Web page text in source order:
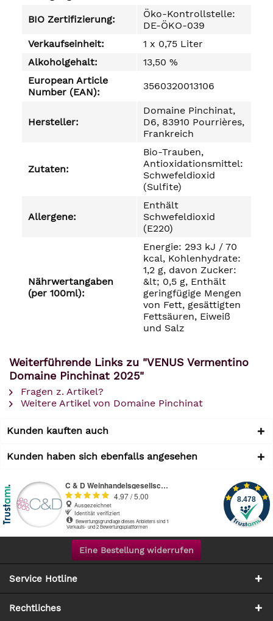
BIO Zertifizierung:
Öko-Kontrollstelle:
DE-ÖKO-039
Verkaufseinheit:
1 x 0,75 Liter
Alkoholgehalt:
13,50 %
European Article
Number (EAN):
3560320013106
Hersteller:
Domaine Pinchinat,
D6, 83910 Pourrières,
Frankreich
Zutaten:
Bio-Trauben,
Antioxidationsmittel:
Schwefeldioxid
(Sulfite)
Allergene:
Enthält
Schwefeldioxid
(E220)
Nährwertangaben
(per 100ml):
Energie: 293 kJ / 70
kcal, Kohlenhydrate:
1,2 g, davon Zucker:
&lt; 0,5 g, Enthält
geringfügige Mengen
von Fett, gesättigten
Fettsäuren, Eiweiß
und Salz
Weiterführende Links zu "VENUS Vermentino
Domaine Pinchinat 2025"
Fragen z. Artikel?
Weitere Artikel von Domaine Pinchinat
Kunden kauften auch
Kunden haben sich ebenfalls angesehen
Eine Bestellung widerrufen
Service Hotline
Rechtliches